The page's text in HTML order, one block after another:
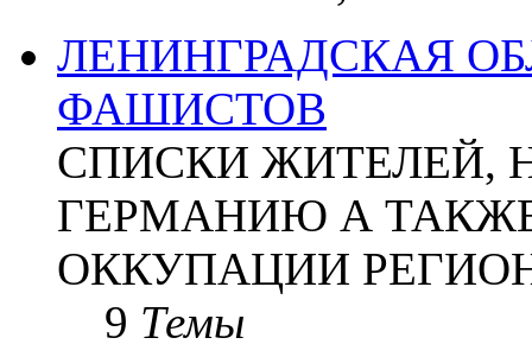
ЛЕНИНГРАДСКАЯ
ФАШИСТОВ
СПИСКИ ЖИТЕЛЕЙ,
ГЕРМАНИЮ А
ОККУПАЦИИ
9 Темы